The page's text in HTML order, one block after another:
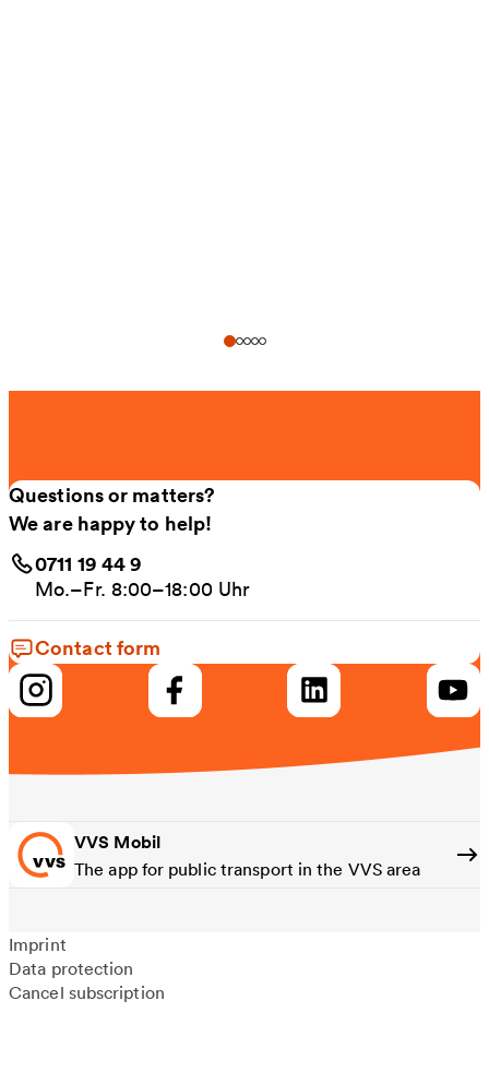
Questions or matters?
We are happy to help!
0711 19 44 9
Mo.–Fr. 8:00–18:00 Uhr
Contact form
VVS Mobil
The app for public transport in the VVS area
Imprint
Data protection
Cancel subscription